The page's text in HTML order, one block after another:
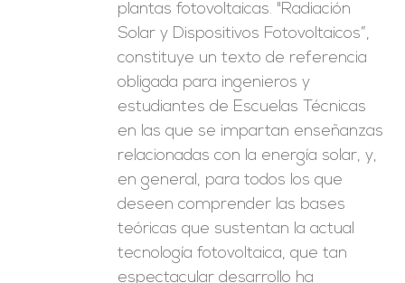
plantas fotovoltaicas. "Radiación
Solar y Dispositivos Fotovoltaicos”,
constituye un texto de referencia
obligada para ingenieros y
estudiantes de Escuelas Técnicas
en las que se impartan enseñanzas
relacionadas con la energía solar, y,
en general, para todos los que
deseen comprender las bases
teóricas que sustentan la actual
tecnología fotovoltaica, que tan
espectacular desarrollo ha